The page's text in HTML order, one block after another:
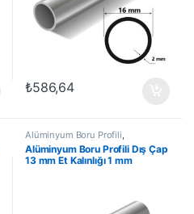
₺586,64
Alüminyum Boru Profili
Alüminyum Profil En Çok
Satanlar,İndirimli Ürünler
Alüminyum Boru Profili Dış Çap
13 mm Et Kalınlığı 1 mm